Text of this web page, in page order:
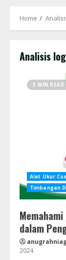
Home
Analisis
3 MIN READ
Alat Ukur
Timbangan
dalam
2024